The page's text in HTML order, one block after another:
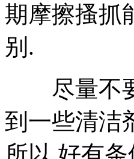
期摩擦搔抓
别.
尽量不要
到一些清洁
所以 好有